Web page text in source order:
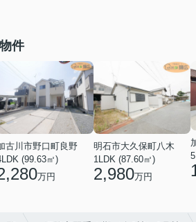
件
古川市野口町良野
(99.63㎡)
万円
明石市大久保町八木
1LDK (87.60㎡)
2,980万円